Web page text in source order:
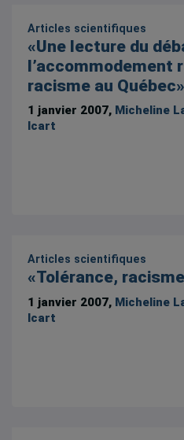
Articles scientifiques
«Une lecture du
l’accommodement
racisme au Québec»
1 janvier 2007, Micheline
Icart
Articles scientifiques
«Tolérance,
1 janvier 2007, Micheline
Icart